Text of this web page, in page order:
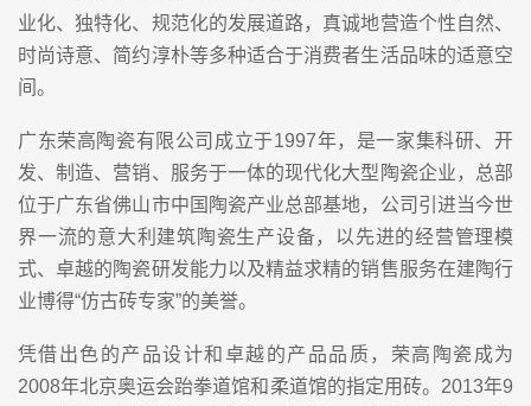
业化、独特化、规范化的发展道路，真诚地营造个性自然、
时尚诗意、简约淳朴等多种适合于消费者生活品味的适意空
间。
广东荣高陶瓷有限公司成立于1997年，是一家集科研、开
发、制造、营销、服务于一体的现代化大型陶瓷企业，总部
位于广东省佛山市中国陶瓷产业总部基地，公司引进当今世
界一流的意大利建筑陶瓷生产设备，以先进的经营管理模
式、卓越的陶瓷研发能力以及精益求精的销售服务在建陶行
业博得“仿古砖专家”的美誉。
凭借出色的产品设计和卓越的产品品质，荣高陶瓷成为
2008年北京奥运会跆拳道馆和柔道馆的指定用砖。2013年9